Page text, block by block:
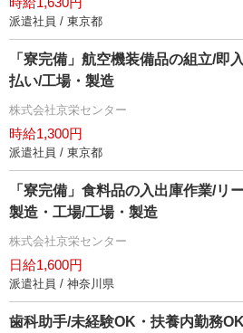
派遣社員 / 東京都
「寮完備」航空機装備品の組立/即
払い/工場・製造
株式会社京栄センター
時給1,300円
派遣社員 / 東京都
「寮完備」食料品の入出庫作業/リ
製造・工場/工場・製造
株式会社京栄センター
日給1,600円
派遣社員 / 神奈川県
歯科助手/未経験OK・扶養内勤務OK